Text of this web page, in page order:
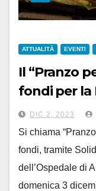
ATTUALITÀ EVENTI
Il “Pranzo
fondi per la
domani a
DIC 2, 2023
Si chiama
fondi, tramite
dell’Ospedale di
domenica 3